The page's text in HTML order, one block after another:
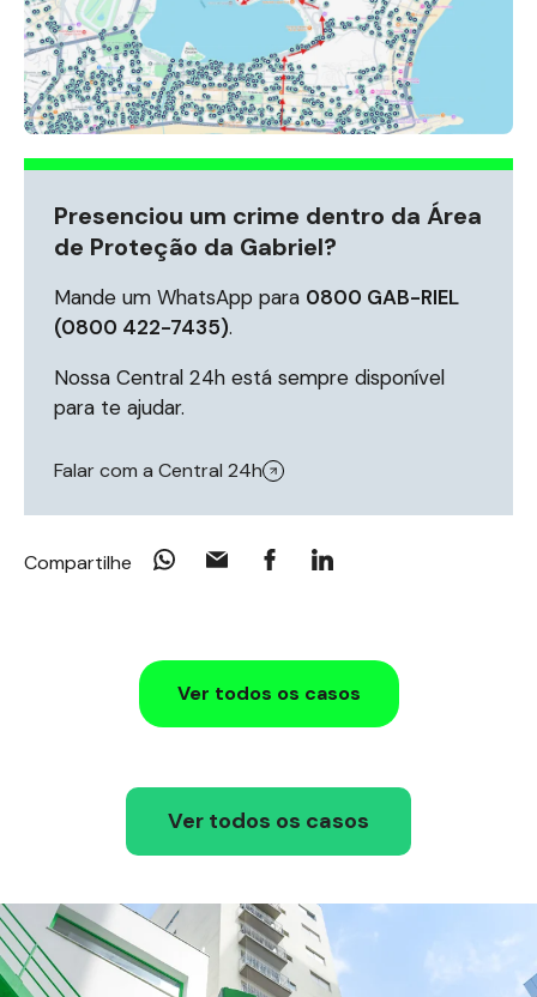
Presenciou um crime dentro da Área
de Proteção da Gabriel?
Mande um WhatsApp para 0800 GAB-RIEL
(0800 422-7435).
Nossa Central 24h está sempre disponível
para te ajudar.
Falar com a Central 24h
Compartilhe
Ver todos os casos
Ver todos os casos